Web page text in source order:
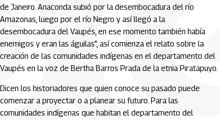
de Janeiro. Anaconda subió por la desembocadura del río
Amazonas, luego por el río Negro y así llegó a la
desembocadura del Vaupés, en ese momento también había
enemigos y eran las águilas”, así comienza el relato sobre la
creación de las comunidades indígenas en el departamento del
Vaupés en la voz de Bertha Barros Prada de la etnia Piratapuyo.
Dicen los historiadores que quien conoce su pasado puede
comenzar a proyectar o a planear su futuro. Para las
comunidades indígenas que habitan el departamento del